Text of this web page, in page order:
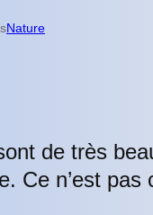
Nature
de très
Ce n’est